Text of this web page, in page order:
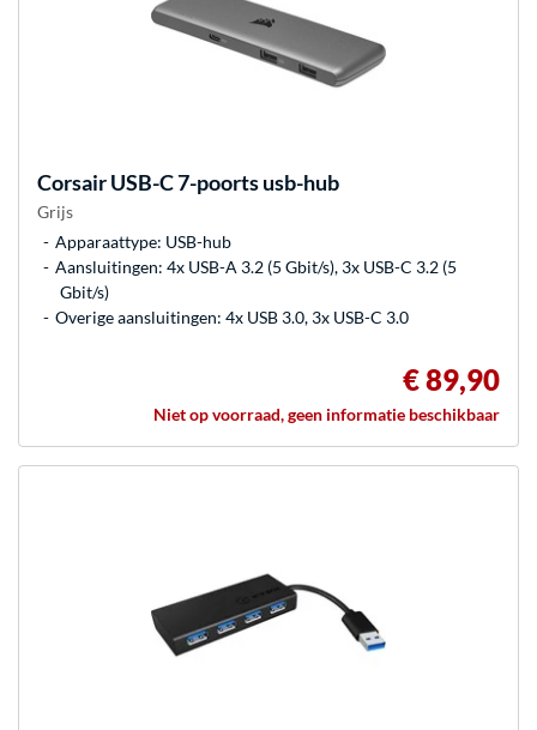
CorsairUSB-C 7-poorts usb-hub
Grijs
Apparaattype: USB-hub
Aansluitingen: 4x USB-A 3.2 (5 Gbit/s), 3x USB-C 3.2 (5
Gbit/s)
Overige aansluitingen: 4x USB 3.0, 3x USB-C 3.0
€ 89,90
Niet op voorraad, geen informatie beschikbaar